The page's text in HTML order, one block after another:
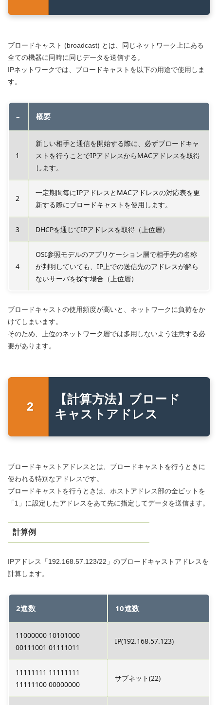
ブロードキャスト (broadcast) とは、同じネットワーク上にある
全ての機器に同時に同じデータを送信する。
IPネットワークでは、ブロードキャストを以下の用途で使用しま
す。
– 概要
1
新しい相手と通信を開始する際に、必ずブロードキャ
ストを行うことでIPアドレスからMACアドレスを取得
します。
2
一定期間毎にIPアドレスとMACアドレスの対応表を更
新する際にブロードキャストを使用します。
3 DHCPを通じてIPアドレスを取得（上位層）
4
OSI参照モデルのアプリケーション層で相手先の名称
が判明していても、IP上での送信先のアドレスが解ら
ないサーバを探す場合（上位層）
ブロードキャストの使用頻度が高いと、ネットワークに負荷をか
けてしまいます。
そのため、上位のネットワーク層では多用しないよう注意する必
要があります。
【計算方法】ブロード
キャストアドレス
ブロードキャストアドレスとは、ブロードキャストを行うときに
使われる特別なアドレスです。
ブロードキャストを行うときは、ホストアドレス部の全ビットを
「1」に設定したアドレスをあて先に指定してデータを送信ます。
計算例
IPアドレス「192.168.57.123/22」のブロードキャストアドレスを
計算します。
2進数 10進数
11000000 10101000
00111001 01111011
IP(192.168.57.123)
11111111 11111111
11111100 00000000
サブネット(22)